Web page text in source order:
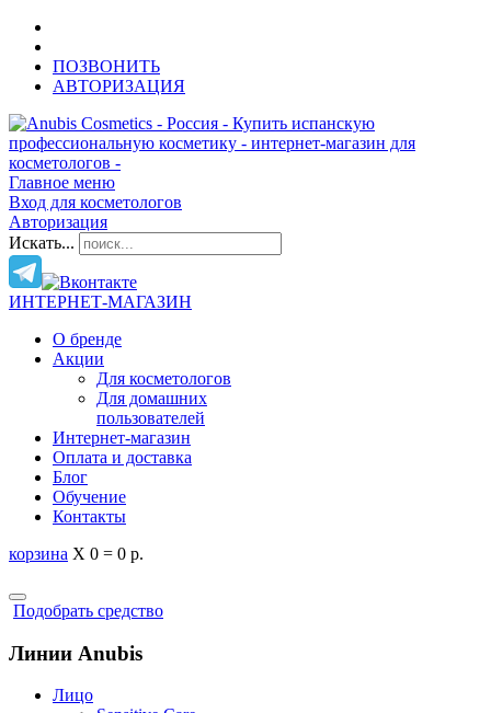
ПОЗВОНИТЬ
АВТОРИЗАЦИЯ
Главное меню
Вход для косметологов
Авторизация
Искать...
ИНТЕРНЕТ-МАГАЗИН
О бренде
Акции
Для косметологов
Для домашних
пользователей
Интернет-магазин
Оплата и доставка
Блог
Обучение
Контакты
корзина X 0 = 0 р.
Подобрать средство
Линии Anubis
Лицо